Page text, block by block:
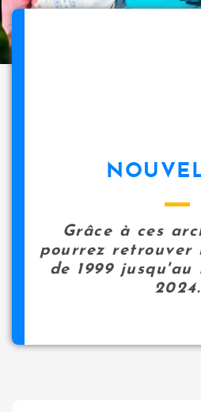
Grâce à ces
pourrez retrouver
de 1999 jusqu'au
2024.